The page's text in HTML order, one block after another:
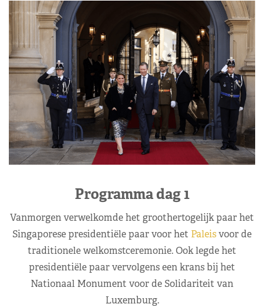
Programma dag 1
Vanmorgen verwelkomde het groothertogelijk paar het
Singaporese presidentiële paar voor het Paleisvoor de
traditionele welkomstceremonie. Ook legde het
presidentiële paar vervolgens een krans bij het
Nationaal Monument voor de Solidariteit van
Luxemburg.